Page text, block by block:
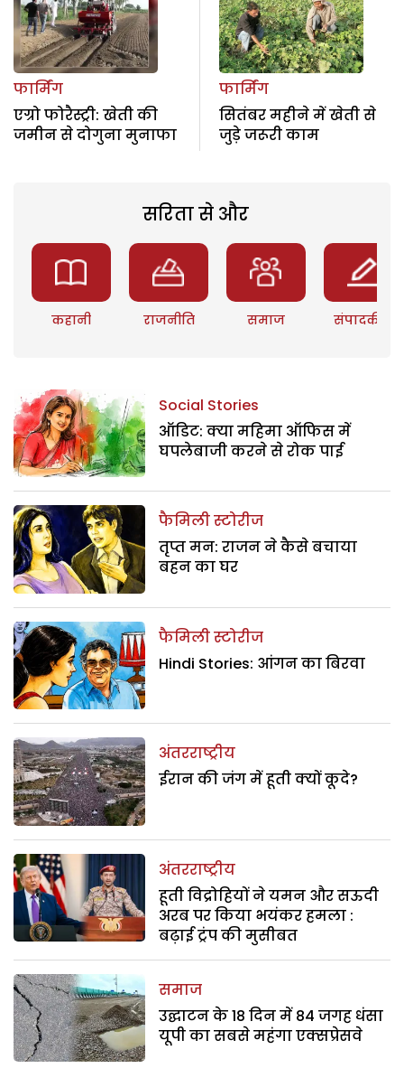
फार्मिंग
एग्रो फोरैस्ट्री: खेती की
जमीन से दोगुना मुनाफा
फार्मिंग
सितंबर महीने में खेती से
जुड़े जरूरी काम
सरिता से और
कहानी राजनीति समाज संपादकीय
Social Stories
ऑडिट: क्या महिमा ऑफिस में
घपलेबाजी करने से रोक पाई
फैमिली स्टोरीज
तृप्त मन: राजन ने कैसे बचाया
बहन का घर
फैमिली स्टोरीज
Hindi Stories: आंगन का बिरवा
अंतरराष्ट्रीय
ईरान की जंग में हूती क्यों कूदे?
अंतरराष्ट्रीय
हूती विद्रोहियों ने यमन और सऊदी
अरब पर किया भयंकर हमला :
बढ़ाई ट्रंप की मुसीबत
समाज
उद्घाटन के 18 दिन में 84 जगह धंसा
यूपी का सबसे महंगा एक्सप्रेसवे